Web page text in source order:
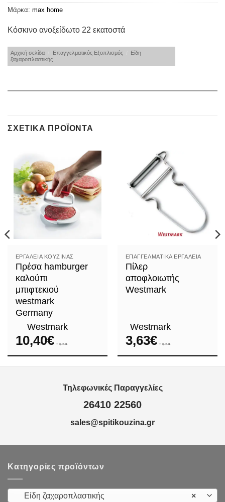
Μάρκα: max home
Κόσκινο ανοξείδωτο 22 εκατοστά
Αρχική σελίδα Επαγγελματικός Εξοπλισμός
Είδη
ζαχαροπλαστικής
ΣΧΕΤΙΚΆ ΠΡΟΪΌΝΤΑ
ΕΡΓΑΛΕΊΑ ΚΟΥΖΊΝΑΣ
Πρέσα hamburger
καλούπι
μπιφτεκιού
westmark
Germany
Westmark
10,40€ + φ.π.α.
ΕΠΑΓΓΕΛΜΑΤΙΚΆ ΕΡΓΑΛΕΊΑ
Πίλερ
αποφλοιωτής
Westmark
Westmark
3,63€ + φ.π.α.
Τηλεφωνικές Παραγγελίες
26410 22560
sales@spitikouzina.gr
Κατηγορίες προϊόντων
×
Είδη ζαχαροπλαστικής